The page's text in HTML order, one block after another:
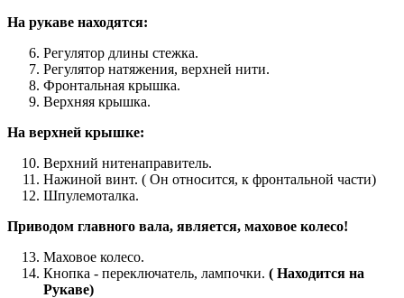
На рукаве находятся:
Регулятор длины стежка.
Регулятор натяжения, верхней нити.
Фронтальная крышка.
Верхняя крышка.
На верхней крышке:
Верхний нитенаправитель.
Нажиной винт. ( Он относится, к фронтальной части)
Шпулемоталка.
Приводом главного вала, является, маховое колесо!
Маховое колесо.
Кнопка - переключатель, лампочки. ( Находится на
Рукаве)